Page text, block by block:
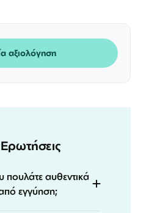
αξιολόγηση
πουλάτε αυθεντικά
εγγύηση;